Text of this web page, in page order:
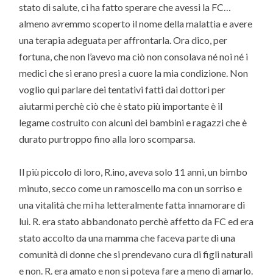
stato di salute, ci ha fatto sperare che avessi la FC…
almeno avremmo scoperto il nome della malattia e avere
una terapia adeguata per affrontarla. Ora dico, per
fortuna, che non l’avevo ma ciò non consolava né noi né i
medici che si erano presi a cuore la mia condizione. Non
voglio qui parlare dei tentativi fatti dai dottori per
aiutarmi perchè ciò che è stato più importante è il
legame costruito con alcuni dei bambini e ragazzi che è
durato purtroppo fino alla loro scomparsa.
Il più piccolo di loro, R.ino, aveva solo 11 anni, un bimbo
minuto, secco come un ramoscello ma con un sorriso e
una vitalità che mi ha letteralmente fatta innamorare di
lui. R. era stato abbandonato perchè affetto da FC ed era
stato accolto da una mamma che faceva parte di una
comunità di donne che si prendevano cura di figli naturali
e non. R. era amato e non si poteva fare a meno di amarlo.